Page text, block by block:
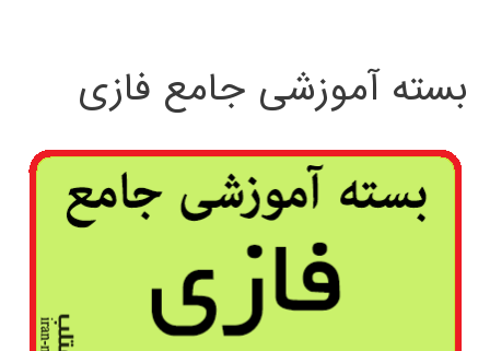
بسته آموزشی جامع فازی